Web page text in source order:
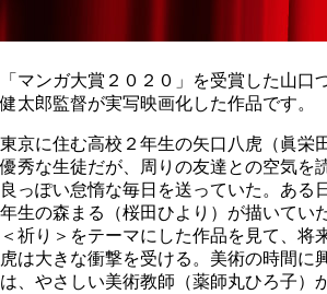
「マンガ大賞２０２０」を受賞した山口
健太郎監督が実写映画化した作品です。
東京に住む高校２年生の矢口八虎（眞栄
優秀な生徒だが、周りの友達との空気を
良っぽい怠惰な毎日を送っていた。ある
年生の森まる（桜田ひより）が描いてい
＜祈り＞をテーマにした作品を見て、将
虎は大きな衝撃を受ける。美術の時間に
は、やさしい美術教師（薬師丸ひろ子）